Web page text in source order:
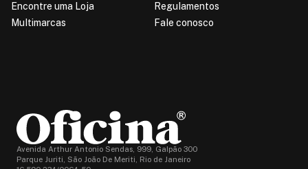
Encontre uma Loja
Multimarcas
Regulamentos
Fale conosco
Avenida Arthur Antonio Sendas, 999, Galpão 300
Parque Juriti, São João De Meriti, Rio de Janeiro